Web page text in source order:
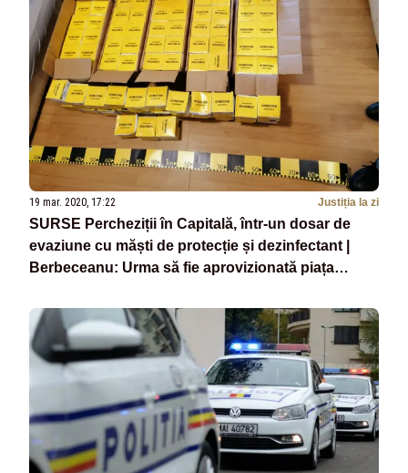
19 mar. 2020, 17:22 Justiția la zi
SURSE Percheziții în Capitală, într-un dosar de
evaziune cu măști de protecție și dezinfectant |
Berbeceanu: Urma să fie aprovizionată piața